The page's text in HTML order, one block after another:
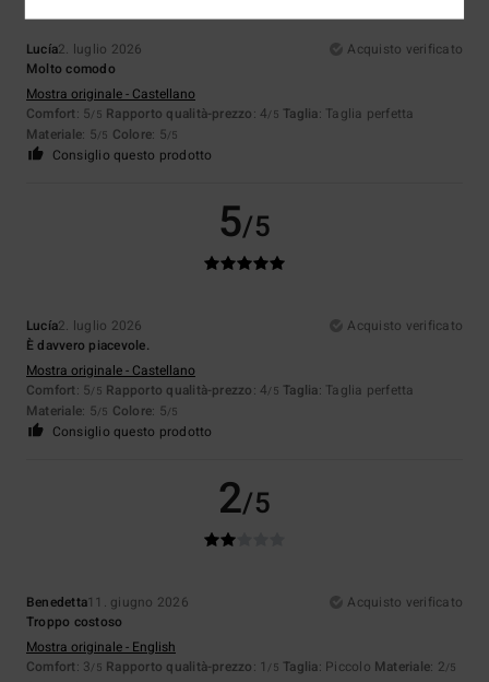
Lucía2. luglio 2026
Acquisto verificato
Molto comodo
Mostra originale - Castellano
Comfort: 5/5 Rapporto qualità-prezzo: 4/5 Taglia: Taglia perfetta
Materiale: 5/5 Colore: 5/5
Consiglio questo prodotto
5/5
Lucía2. luglio 2026
Acquisto verificato
È davvero piacevole.
Mostra originale - Castellano
Comfort: 5/5 Rapporto qualità-prezzo: 4/5 Taglia: Taglia perfetta
Materiale: 5/5 Colore: 5/5
Consiglio questo prodotto
2/5
Benedetta11. giugno 2026
Acquisto verificato
Troppo costoso
Mostra originale - English
Comfort: 3/5 Rapporto qualità-prezzo: 1 /5 Taglia: Piccolo Materiale: 2/5